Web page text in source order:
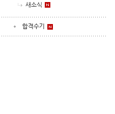
새소식
합격수기